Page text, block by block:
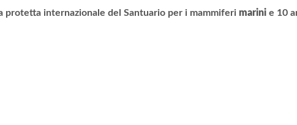
protetta internazionale del Santuario per i mammiferi marini e 10